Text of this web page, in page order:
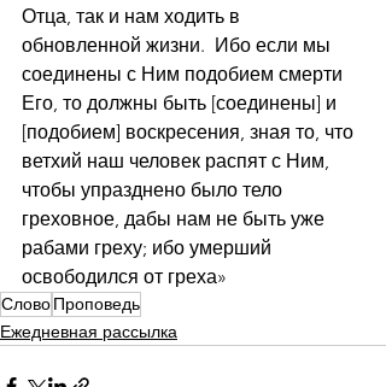
Отца, так и нам ходить в
обновленной жизни.  Ибо если мы
соединены с Ним подобием смерти
Его, то должны быть [соединены] и
[подобием] воскресения, зная то, что
ветхий наш человек распят с Ним,
чтобы упразднено было тело
греховное, дабы нам не быть уже
рабами греху; ибо умерший
освободился от греха»
СловоПроповедь
Ежедневная рассылка